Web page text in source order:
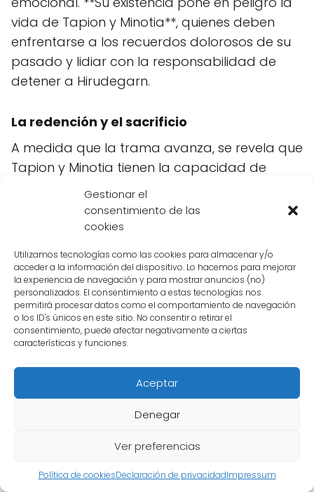
Gestionar el
consentimiento de las
cookies
Utilizamos tecnologías como las cookies para almacenar y/o
acceder a la información del dispositivo. Lo hacemos para mejorar
la experiencia de navegación y para mostrar anuncios (no)
personalizados. El consentimiento a estas tecnologías nos
permitirá procesar datos como el comportamiento de navegación
o los ID's únicos en este sitio. No consentir o retirar el
consentimiento, puede afectar negativamente a ciertas
características y funciones.
Aceptar
Denegar
Ver preferencias
Política de cookiesDeclaración de privacidadImpressum
vida de Tapion y Minotia**, quienes deben
enfrentarse a los recuerdos dolorosos de su
pasado y lidiar con la responsabilidad de
detener a Hirudegarn.
La redención y el sacrificio
A medida que la trama avanza, se revela que
Tapion y Minotia tienen la capacidad de
detener al demonio. Sin embargo, esto
requiere un **sacrificio considerable por
parte de ambos hermanos**.
Tapion, quien se ha convertido en un aliado
de Goku y sus amigos, se enfrenta a una
difícil decisión: **sacrificar su propia vida
para sellar nuevamente a Hirudegarn**. A
través de este acto de valentía y redención,
La identidad del demonio de Tapion es
esencial para comprender la complejidad de
liberación desencadena una serie de eventos
que ponen a prueba a nuestros héroes y los